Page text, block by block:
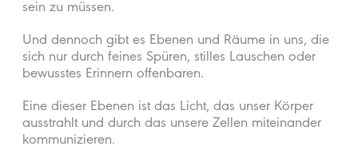
sein zu müssen.
Und dennoch gibt es Ebenen und Räume in uns, die
sich nur durch feines Spüren, stilles Lauschen oder
bewusstes Erinnern offenbaren.
Eine dieser Ebenen ist das Licht, das unser Körper
ausstrahlt und durch das unsere Zellen miteinander
kommunizieren.